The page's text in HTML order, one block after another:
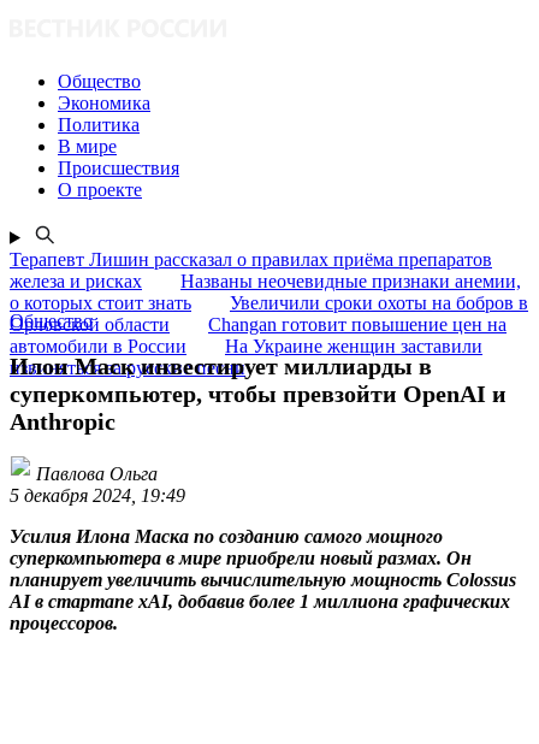
Общество
Экономика
Политика
В мире
Происшествия
О проекте
Терапевт Лишин рассказал о правилах приёма препаратов
железа и рисках
Названы неочевидные признаки анемии,
о которых стоит знать
Увеличили сроки охоты на бобров в
Орловской области
Changan готовит повышение цен на
автомобили в России
На Украине женщин заставили
извиняться за русские песни
Общество
Илон Маск инвестирует миллиарды в
суперкомпьютер, чтобы превзойти OpenAI и
Anthropic
Павлова Ольга
5 декабря 2024, 19:49
Усилия Илона Маска по созданию самого мощного
суперкомпьютера в мире приобрели новый размах. Он
планирует увеличить вычислительную мощность Colossus
AI в стартапе xAI, добавив более 1 миллиона графических
процессоров.